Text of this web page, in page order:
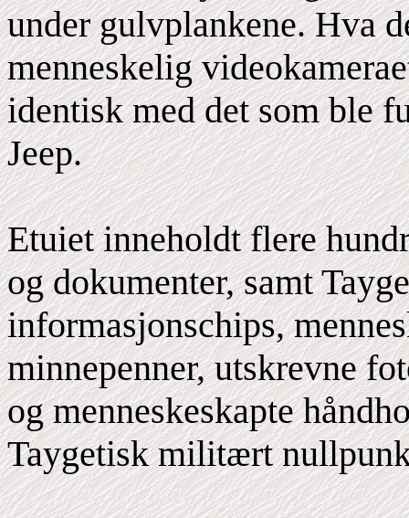
under gulvplankene. Hva
menneskelig
identisk med det som ble
Jeep.
Etuiet inneholdt flere
og dokumenter, samt
informasjonschips,
minnepenner, utskrevne
og menneskeskapte
Taygetisk militært